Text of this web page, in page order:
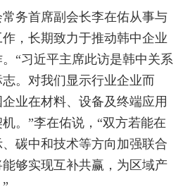
务首席副会长李在佑从事与
，长期致力于推动韩中企业
“习近平主席此访是韩中关系
。对我们显示行业企业而
业在材料、设备及终端应用
。”李在佑说，“双方若能在
碳中和技术等方向加强联合
够实现互补共赢，为区域产